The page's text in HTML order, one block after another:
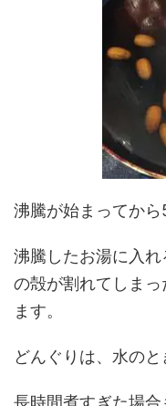
沸騰が始まってから
沸騰したお湯に入
の殻が割れてしま
ます。
どんぐりは、水のと
長時間煮すぎた場